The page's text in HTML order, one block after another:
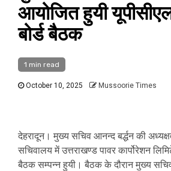
आयोजित हुयी
बोर्ड बैठक
1 min read
October 10, 2025 Mussoorie Times
देहरादून। मुख्य सचिव आनन्द बर्द्धन की
सचिवालय में उत्तराखण्ड पावर कार्पोरेशन
बैठक सम्पन्न हुयी। बैठक के दौरान मुख्य सचिव